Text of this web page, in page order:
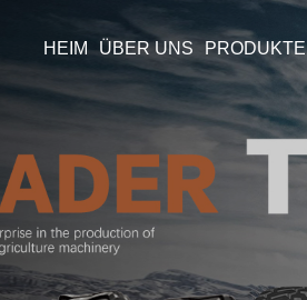
HEIM ÜBER UNS PRODUKTE